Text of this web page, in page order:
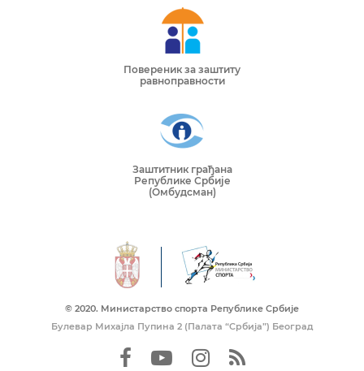
Повереник за заштиту
равноправности
Заштитник грађана
Републике Србије
(Омбудсман)
© 2020. Mинистарство спорта Републике Србије
Булевар Михајла Пупина 2 (Палата “Србија”) Београд